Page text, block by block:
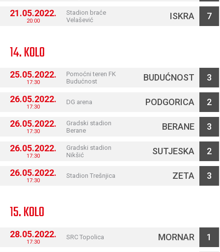
21.05.2022.
20:00
Stadion braće
Velašević
ISKRA 7
14. KOLO
25.05.2022.
17:30
Pomoćni teren FK
Budućnost
BUDUĆNOST 3
26.05.2022.
17:30
DG arena PODGORICA 2
26.05.2022.
17:30
Gradski stadion
Berane
BERANE 3
26.05.2022.
17:30
Gradski stadion
Nikšić
SUTJESKA 2
26.05.2022.
17:30
Stadion Trešnjica ZETA 3
15. KOLO
28.05.2022.
17:30
SRC Topolica MORNAR 1